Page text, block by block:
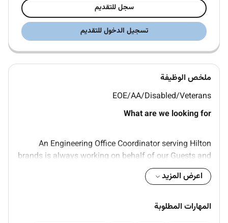
سجل للتقديم
تسجيل الدخول للتقديم
ملخص الوظيفة
EOE/AA/Disabled/Veterans
What are we looking for
An Engineering Office Coordinator serving Hilton
brands is always working on behalf of our Guests and
working with other Team Members. To successfully
fill this role you should maintain the attitude
Excellent verbal and written communication
اعرض المزيد
المهارات المطلوبة